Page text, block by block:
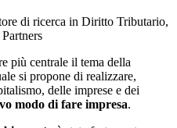
di ricerca in Diritto Tributario,
più centrale il tema della
si propone di realizzare,
delle imprese e dei
modo di fare impresa.